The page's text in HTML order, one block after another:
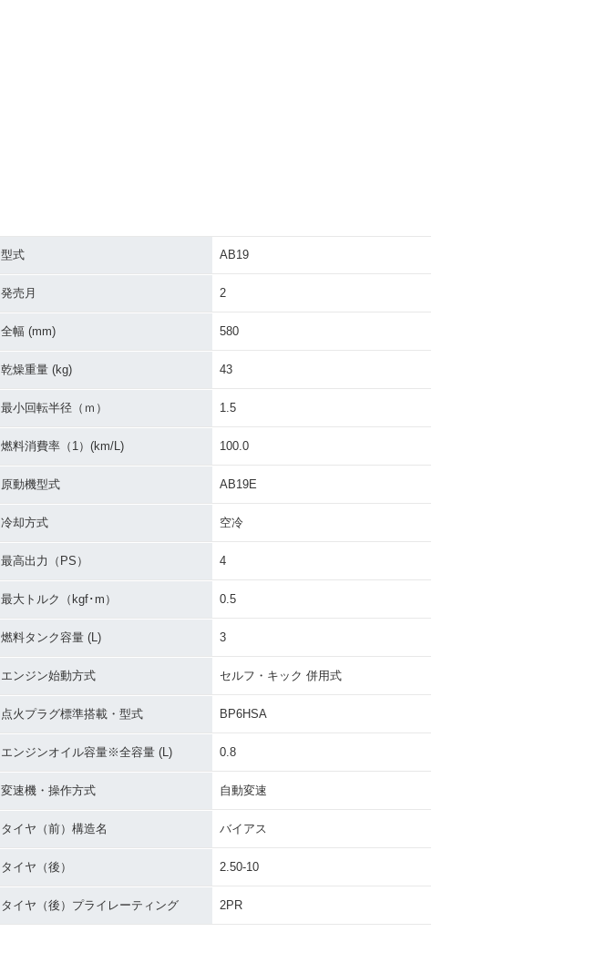
型式 AB19
発売月 2
全幅 (mm) 580
乾燥重量 (kg) 43
最小回転半径（ｍ） 1.5
燃料消費率（1）(km/L) 100.0
原動機型式 AB19E
冷却方式 空冷
最高出力（PS） 4
最大トルク（kgf･m） 0.5
燃料タンク容量 (L) 3
エンジン始動方式 セルフ・キック 併用式
点火プラグ標準搭載・型式 BP6HSA
エンジンオイル容量※全容量 (L) 0.8
変速機・操作方式 自動変速
タイヤ（前）構造名 バイアス
タイヤ（後） 2.50-10
タイヤ（後）プライレーティング 2PR